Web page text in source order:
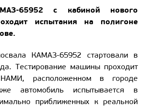
65952 с кабиной нового
испытания на полигоне
КАМАЗ-65952 стартовали в
Тестирование машины проходит
расположенном в городе
автомобиль испытывается в
приближенных к реальной